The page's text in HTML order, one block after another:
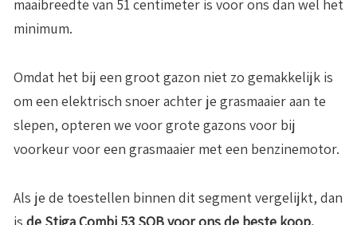
maaibreedte van 51 centimeter is voor ons dan wel het
minimum.
Omdat het bij een groot gazon niet zo gemakkelijk is
om een elektrisch snoer achter je grasmaaier aan te
slepen, opteren we voor grote gazons voor bij
voorkeur voor een grasmaaier met een benzinemotor.
Als je de toestellen binnen dit segment vergelijkt, dan